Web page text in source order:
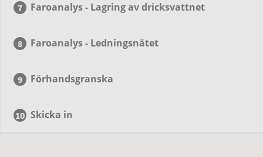
Faroanalys - Lagring av dricksvattnet
Faroanalys - Ledningsnätet
Förhandsgranska
Skicka in